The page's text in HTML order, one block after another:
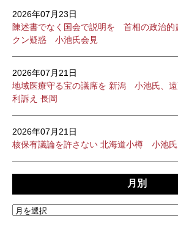
2026年07月23日
陳述書でなく国会で説明を 首相の政治的
クン疑惑 小池氏会見
2026年07月21日
地域医療守る宝の議席を 新潟 小池氏、
利訴え 長岡
2026年07月21日
核保有議論を許さない 北海道小樽 小池氏
月別